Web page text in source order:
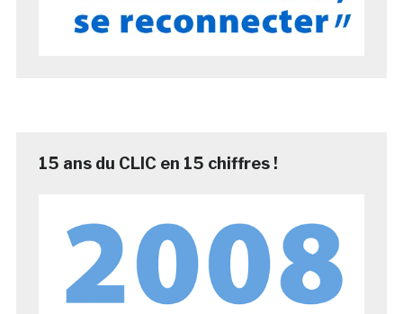
15 ans du CLIC en 15 chiffres !